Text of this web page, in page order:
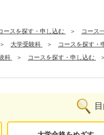
ースを探す・申し込む コース
大学受験科 コースを探す・
科 コースを探す・申し込む